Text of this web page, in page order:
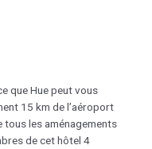
que Hue peut vous
15 km de l’aéroport
les aménagements
de cet hôtel 4